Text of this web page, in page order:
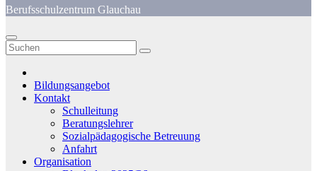
Berufsschulzentrum Glauchau
Bildungsangebot
Kontakt
Schulleitung
Beratungslehrer
Sozialpädagogische Betreuung
Anfahrt
Organisation